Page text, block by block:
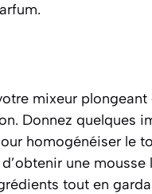
mixeur plongeant
Donnez quelques
homogénéiser le
d’obtenir une
tout en